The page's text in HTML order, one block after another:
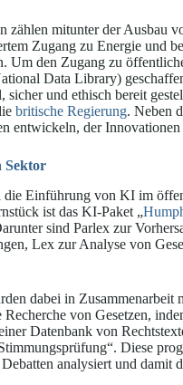
zählen mitunter der
Zugang zu Energie und
Um den Zugang zu
Data Library)
sicher und ethisch bereit
britische Regierung. Neben
entwickeln, der
Sektor
Einführung von KI im
ist das KI-Paket „
sind Parlex zur
Lex zur Analyse von
dabei in Zusammenarbeit
von Gesetzen,
Datenbank von
Diese
analysiert und damit